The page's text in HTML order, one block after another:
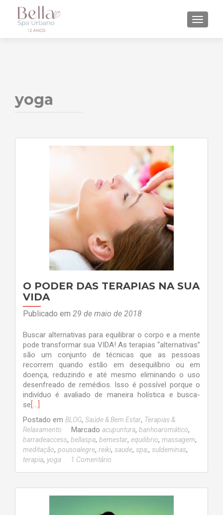
yoga
O PODER DAS TERAPIAS NA SUA
VIDA
Publicado em 29 de maio de 2018
Buscar alternativas para equilibrar o corpo e a mente
pode transformar sua VIDA! As terapias “alternativas”
são um conjunto de técnicas que as pessoas
recorrem quando estão em desequilíbrio ou em
doença, reduzindo e até mesmo eliminando o uso
desenfreado de remédios. Isso é possível porque o
indivíduo é avaliado de maneira holística e busca-
se[…]
Postado em BLOG, Saúde & Bem Estar, Terapias &
Relaxamento
Marcado acupuntura, banhoaromático,
barradeaccess, bellaspa, bemestar, equilibrio, massagem,
meditação, pousoalegre, reiki, saude, spa;, suldeminas,
terapia, yoga 1 Comentário